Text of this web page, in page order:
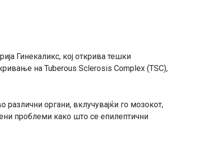
Гинекаликс, кој открива тешки
на Tuberous Sclerosis Complex (TSC),
органи, вклучувајќи го мозокот,
проблеми како што се епилептични